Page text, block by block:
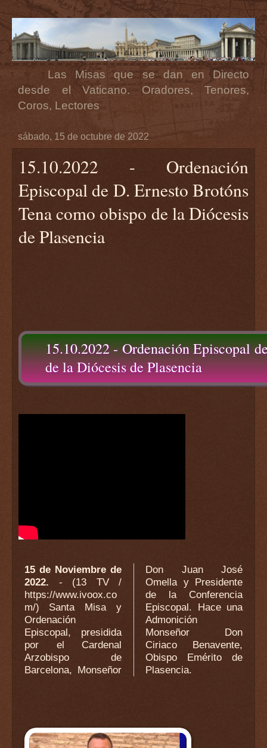
Las Misas que se dan en Directo
desde el Vaticano. Oradores, Tenores,
Coros, Lectores
sábado, 15 de octubre de 2022
15.10.2022 - Ordenación
Episcopal de D. Ernesto Brotóns
Tena como obispo de la Diócesis
de Plasencia
15.10.2022 - Ordenación Episcopal
de la Diócesis de Plasencia
15 de Noviembre de
2022. - (13 TV /
https://www.ivoox.co
m/) Santa Misa y
Ordenación
Episcopal, presidida
por el Cardenal
Arzobispo de
Barcelona, Monseñor
Don Juan José
Omella y Presidente
de la Conferencia
Episcopal. Hace una
Admonición
Monseñor Don
Ciriaco Benavente,
Obispo Emérito de
Plasencia.